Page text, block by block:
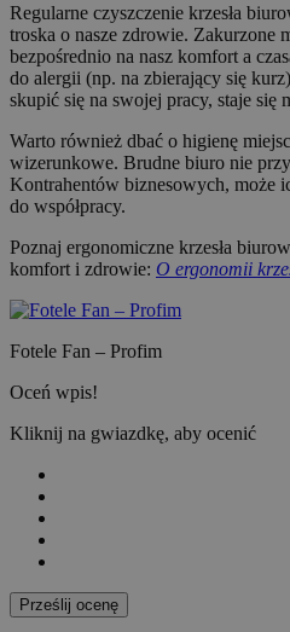
Regularne czyszczenie krzesła
troska o nasze zdrowie. Zakurzone
bezpośrednio na nasz komfort a
do alergii (np. na zbierający się
skupić się na swojej pracy, staje się
Warto również dbać o higienę
wizerunkowe. Brudne biuro nie
Kontrahentów biznesowych, może
do współpracy.
Poznaj ergonomiczne krzesła
komfort i zdrowie: O ergonomii
Fotele Fan – Profim
Oceń wpis!
Kliknij na gwiazdkę, aby ocenić
Prześlij ocenę